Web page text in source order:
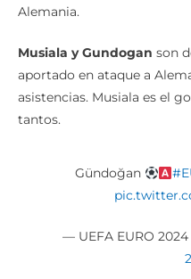
Alemania.
Musiala y Gundogan son
aportado en ataque a
asistencias. Musiala es el
tantos.
Gündoğan
— UEFA EURO 2024